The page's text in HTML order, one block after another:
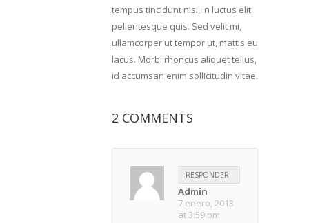
tempus tincidunt nisi, in luctus elit
pellentesque quis. Sed velit mi,
ullamcorper ut tempor ut, mattis eu
lacus. Morbi rhoncus aliquet tellus,
id accumsan enim sollicitudin vitae.
2 COMMENTS
RESPONDER
Admin
7 enero, 2013
at 3:59 pm